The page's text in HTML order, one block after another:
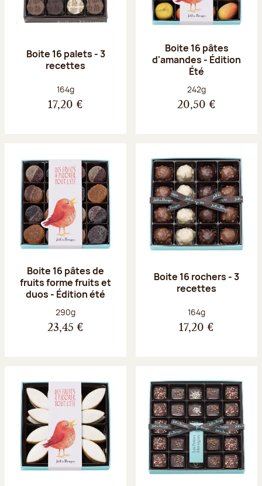
Boite 16 palets - 3
recettes
Poids net :
164g
17,20 €
Boite 16 pâtes
d'amandes - Édition
Été
Poids net :
242g
20,50 €
Boite 16 pâtes de
fruits forme fruits et
duos - Édition été
Poids net :
290g
23,45 €
Boite 16 rochers - 3
recettes
Poids net :
164g
17,20 €